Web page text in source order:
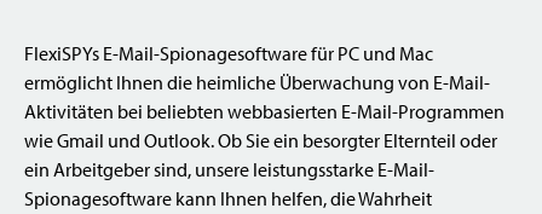
FlexiSPYs E-Mail-Spionagesoftware für PC und Mac
ermöglicht Ihnen die heimliche Überwachung von E-Mail-
Aktivitäten bei beliebten webbasierten E-Mail-Programmen
wie Gmail und Outlook. Ob Sie ein besorgter Elternteil oder
ein Arbeitgeber sind, unsere leistungsstarke E-Mail-
Spionagesoftware kann Ihnen helfen, die Wahrheit